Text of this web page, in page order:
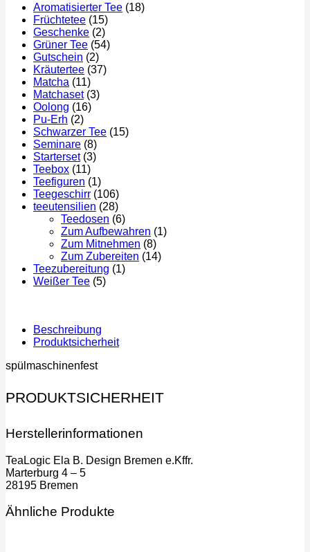
Aromatisierter Tee (18)
Früchtetee (15)
Geschenke (2)
Grüner Tee (54)
Gutschein (2)
Kräutertee (37)
Matcha (11)
Matchaset (3)
Oolong (16)
Pu-Erh (2)
Schwarzer Tee (15)
Seminare (8)
Starterset (3)
Teebox (11)
Teefiguren (1)
Teegeschirr (106)
teeutensilien (28)
Teedosen (6)
Zum Aufbewahren (1)
Zum Mitnehmen (8)
Zum Zubereiten (14)
Teezubereitung (1)
Weißer Tee (5)
Beschreibung
Produktsicherheit
spülmaschinenfest
PRODUKTSICHERHEIT
Herstellerinformationen
TeaLogic Ela B. Design Bremen e.Kffr.
Marterburg 4 – 5
28195 Bremen
Ähnliche Produkte